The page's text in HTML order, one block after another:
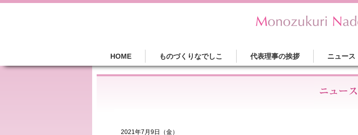
HOME ものづくりなでしこ 代表理事の挨拶 ニュース
2021年7月9日（金）